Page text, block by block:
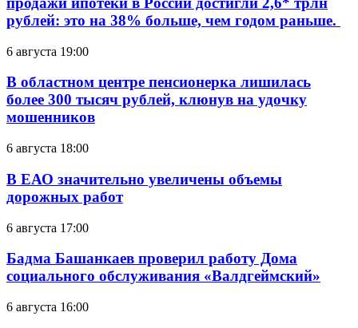
рублей: это на 38% больше, чем годом раньше.
6 августа 19:00
В областном центре пенсионерка лишилась
более 300 тысяч рублей, клюнув на удочку
мошенников
6 августа 18:00
В ЕАО значительно увеличены объемы
дорожных работ
6 августа 17:00
Бадма Башанкаев проверил работу Дома
социального обслуживания «Валдгеймский»
6 августа 16:00